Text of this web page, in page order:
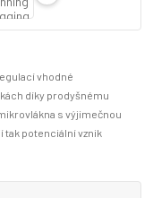
vhodné
díky prodyšnému
s výjimečnou
tak potenciální vznik